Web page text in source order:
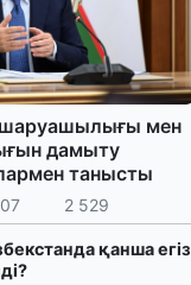
мен
дамыту
танысты
2 529
қанша егіз